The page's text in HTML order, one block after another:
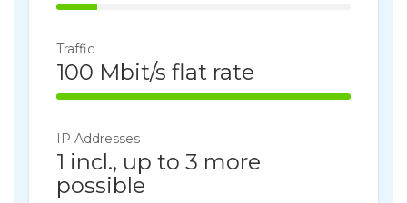
14% Complete
Traffic
100 Mbit/s flat rate
100% Complete
IP Addresses
1 incl., up to 3 more
possible